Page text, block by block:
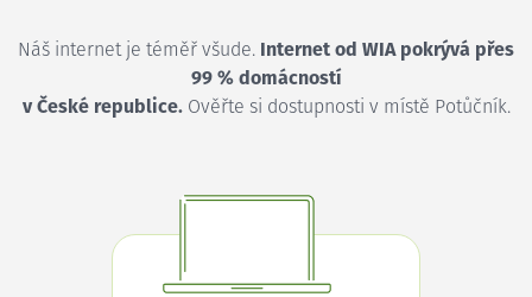
Náš internet je téměř všude. Internet od WIA pokrývá přes
99 % domácností
v České republice.Ověřte si dostupnosti v místě Potůčník.